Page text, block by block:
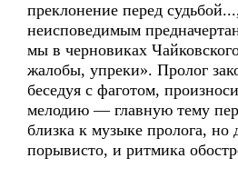
преклонение перед
неисповедимым
мы в черновиках
жалобы, упреки». Пролог
беседуя с фаготом,
мелодию — главную тему
близка к музыке пролога, но
порывисто, и ритмика